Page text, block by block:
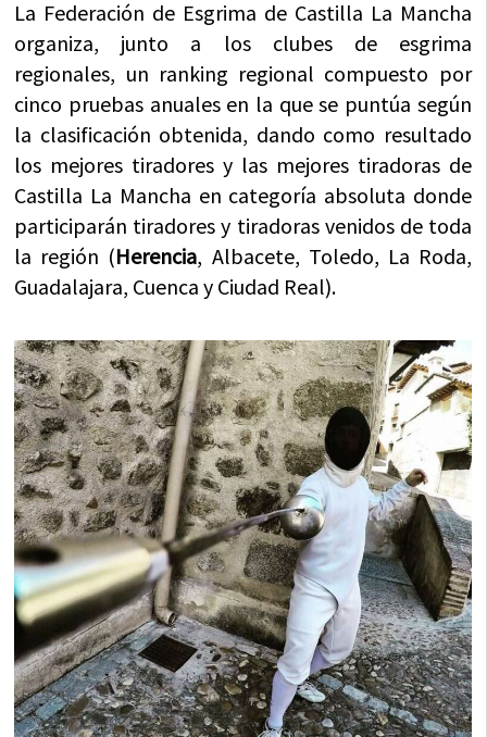
La Federación de Esgrima de Castilla La Mancha
organiza, junto a los clubes de esgrima
regionales, un ranking regional compuesto por
cinco pruebas anuales en la que se puntúa según
la clasificación obtenida, dando como resultado
los mejores tiradores y las mejores tiradoras de
Castilla La Mancha en categoría absoluta donde
participarán tiradores y tiradoras venidos de toda
la región (Herencia, Albacete, Toledo, La Roda,
Guadalajara, Cuenca y Ciudad Real).